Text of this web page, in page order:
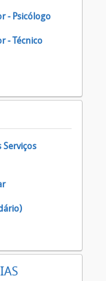
- Psicólogo
- Técnico